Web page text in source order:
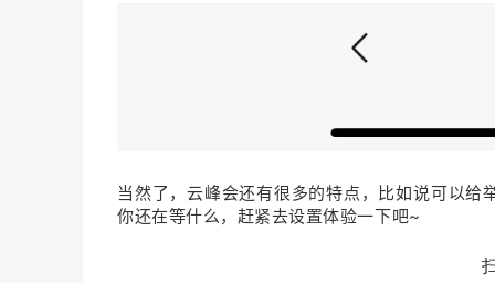
当然了，云峰会还有很多的特点，比如说可以
你还在等什么，赶紧去设置体验一下吧~